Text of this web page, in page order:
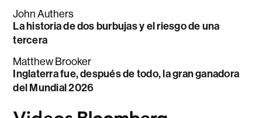
John Authers
La historia de dos burbujas y el riesgo de una
tercera
Matthew Brooker
Inglaterra fue, después de todo, la gran ganadora
del Mundial 2026